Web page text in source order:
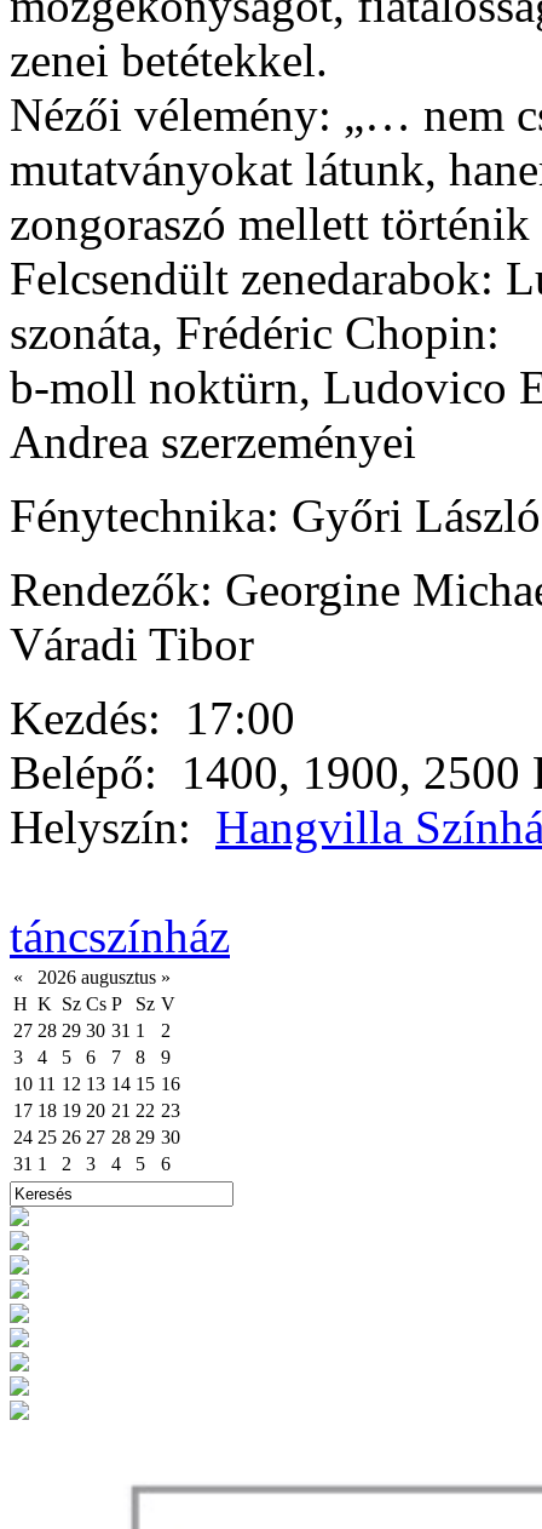
zenei betétekkel.
Nézői vélemény: „… nem
mutatványokat látunk,
zongoraszó mellett történik
Felcsendült zenedarabok:
szonáta, Frédéric Chopin:
b-moll noktürn, Ludovico
Andrea szerzeményei
Fénytechnika: Győri László
Rendezők: Georgine
Váradi Tibor
Kezdés: 17:00
Belépő: 1400, 1900, 2500
Helyszín: Hangvilla
táncszínház
« 2026 augusztus »
H K Sz Cs P Sz V
27 28 29 30 31 1
2
3
4 5 6 7 8
9
10 11 12 13 14 15 16
17 18 19 20 21 22 23
24 25 26 27 28 29 30
31 1 2 3 4 5 6